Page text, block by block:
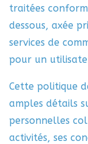
traitées
dessous, axée
services de
pour un
Cette politique
amples détails
personnelles
activités, ses